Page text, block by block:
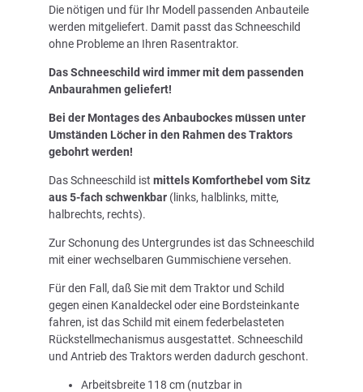
Die nötigen und für Ihr Modell passenden Anbauteile
werden mitgeliefert. Damit passt das Schneeschild
ohne Probleme an Ihren Rasentraktor.
Das Schneeschild wird immer mit dem passenden
Anbaurahmen geliefert!
Bei der Montages des Anbaubockes müssen unter
Umständen Löcher in den Rahmen des Traktors
gebohrt werden!
Das Schneeschild ist mittels Komforthebel vom Sitz
aus 5-fach schwenkbar (links, halblinks, mitte,
halbrechts, rechts).
Zur Schonung des Untergrundes ist das Schneeschild
mit einer wechselbaren Gummischiene versehen.
Für den Fall, daß Sie mit dem Traktor und Schild
gegen einen Kanaldeckel oder eine Bordsteinkante
fahren, ist das Schild mit einem federbelasteten
Rückstellmechanismus ausgestattet. Schneeschild
und Antrieb des Traktors werden dadurch geschont.
Arbeitsbreite 118 cm (nutzbar in